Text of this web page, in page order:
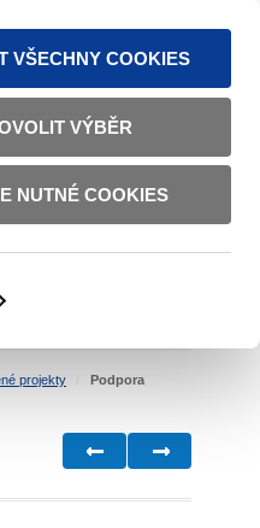
VŠECHNY COOKIES
VÝBĚR
NUTNÉ COOKIES
ČESKY ENGLISH
SPOLUPRÁCE
projekty
Podpora